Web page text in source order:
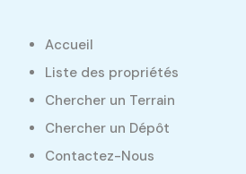
Accueil
Liste des propriétés
Chercher un Terrain
Chercher un Dépôt
Contactez-Nous